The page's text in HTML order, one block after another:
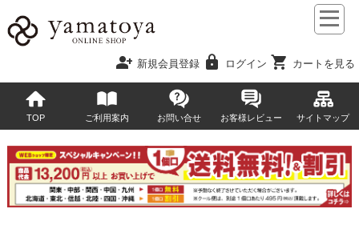
person_add 新規会員登録 lock ログイン shopping_cart カートを見る
TOP ご利用案内 お問い合せ お客様レビュー サイトマップ